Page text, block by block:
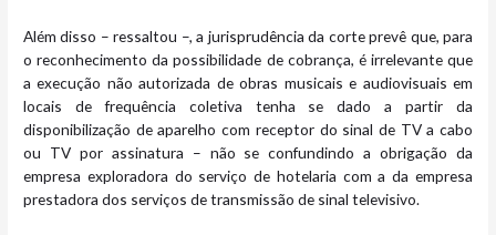
Além disso – ressaltou –, a jurisprudência da corte prevê que, para
o reconhecimento da possibilidade de cobrança, é irrelevante que
a execução não autorizada de obras musicais e audiovisuais em
locais de frequência coletiva tenha se dado a partir da
disponibilização de aparelho com receptor do sinal de TV a cabo
ou TV por assinatura – não se confundindo a obrigação da
empresa exploradora do serviço de hotelaria com a da empresa
prestadora dos serviços de transmissão de sinal televisivo.